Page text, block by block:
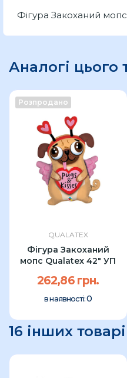
Фігура Закоханий
Аналогі цього
Розпродано
QUALATEX
Фігура Закоханий
мопс Qualatex 42" УП
262,86 грн.
в наявності:0
16 інших